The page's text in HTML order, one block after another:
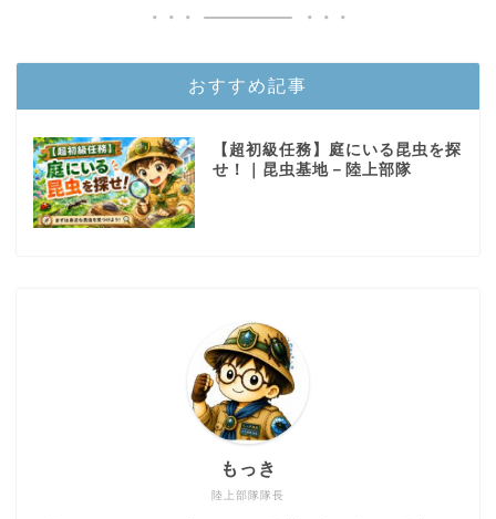
おすすめ記事
【超初級任務】庭にいる昆虫を探
せ！｜昆虫基地－陸上部隊
陸上部隊隊長
もっき